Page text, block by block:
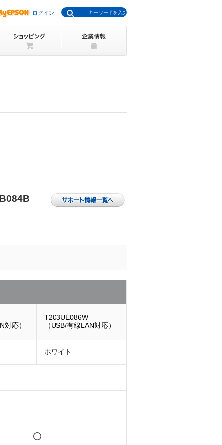
ログイン
対応）
T203UE086W
（USB/有線LAN対応）
ホワイト